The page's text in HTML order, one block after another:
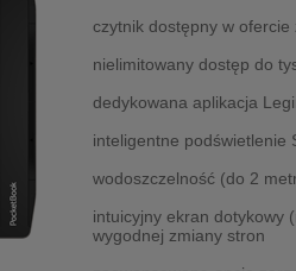
czytnik dostępny w
nielimitowany dostęp do
dedykowana aplikacja
inteligentne podświetlenie
wodoszczelność (do 2
intuicyjny ekran dotykowy
wygodnej zmiany stron